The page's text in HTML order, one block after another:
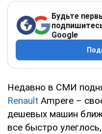
Будьте
Google
Недавно в СМИ
Renault Ampere –
дешевых машин
все быстро